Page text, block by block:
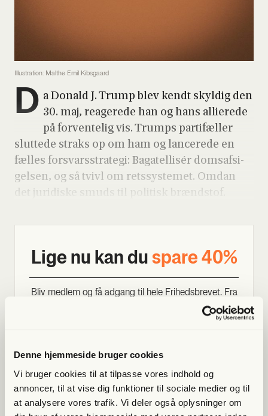
Denne hjemmeside bruger cookies
Vi bruger cookies til at tilpasse vores indhold og
annoncer, til at vise dig funktioner til sociale medier og til
at analysere vores trafik. Vi deler også oplysninger om
Illustration: Malthe Emil Kibsgaard
D a Donald J. Trump blev kendt skyl­dig den
30. maj, rea­ge­re­de han og hans alli­e­re­de
på for­ven­te­lig vis. Trumps par­ti­fæl­ler
slut­te­de straks op om ham og lan­ce­re­de en
fæl­les for­svars­stra­te­gi: Baga­tel­lisér doms­af­si­
gel­sen, og så tvivl om rets­sy­ste­met. Omdan
Lige nu kan du spa­re 40%
Bliv med­lem og få adgang til hele Fri­heds­bre­vet. Fra
Allerede medlem?